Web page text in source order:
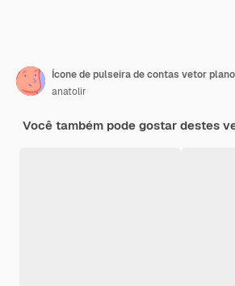
Ícone de pulseira de contas vetor
anatolir
Você também pode gostar destes